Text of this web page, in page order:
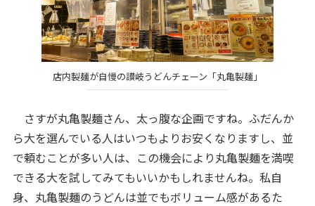
店内製麺が自慢の讃岐うどんチェーン「丸亀製麺」
さすが丸亀製麺さん、太っ腹な企画ですね。ふだんか
ら大を選んでいる人はいつもよりお安くなりますし、並
で頼むことが多い人は、この機会により丸亀製麺を満喫
できる大を試してみてもいいかもしれませんね。私自
身、丸亀製麺のうどんは並でもボリューム感があるた